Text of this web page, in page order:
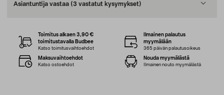
Asiantuntija vastaa (3 vastatut kysymykset)
Toimitus alkaen 3,90 €
toimitustavalla Budbee
Katso toimitusvaihtoehdot
Ilmainen palautus
myymälään
365 päivän palautusoikeus
Maksuvaihtoehdot
Katso ostoehdot
Nouda myymälästä
Ilmainen nouto myymälästä